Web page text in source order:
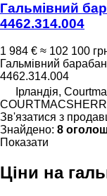
Гальмівний
4462.314.004
1 984 € ≈ 102 100
Гальмівний барабан
4462.314.004
Ірландія,
Зв'язатися з
Знайдено: 8
Показати
Ціни на